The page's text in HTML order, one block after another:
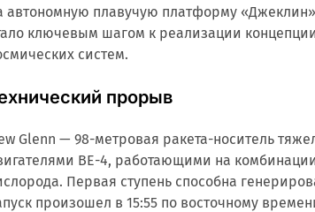
автономную плавучую платформу «Джеклин»
ключевым шагом к реализации
систем.
прорыв
Glenn — 98-метровая ракета-носитель
BE-4, работающими на
Первая ступень способна
произошел в 15:55 по восточному